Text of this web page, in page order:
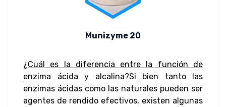
Munizyme 20
¿Cuál es la diferencia entre la función de
enzima ácida y alcalina?Si bien tanto las
enzimas ácidas como las naturales pueden ser
agentes de rendido efectivos, existen algunas